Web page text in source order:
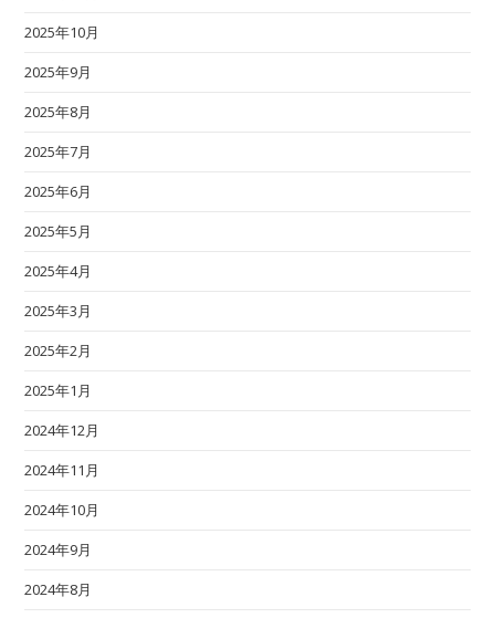
2025年10月
2025年9月
2025年8月
2025年7月
2025年6月
2025年5月
2025年4月
2025年3月
2025年2月
2025年1月
2024年12月
2024年11月
2024年10月
2024年9月
2024年8月